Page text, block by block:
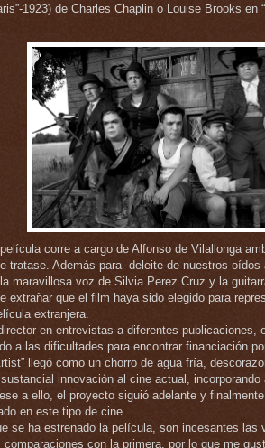
1923) de Charles Chaplin o Louise Brooks en
película corre a cargo de Alfonso de Vilallonga
tratase. Además para deleite de nuestros
maravillosa voz de Silvia Perez Cruz y la
extrañar que el film haya sido elegido para
extranjera.
en entrevistas a diferentes publicaciones,
a las dificultades para encontrar financiación
llegó como un chorro de agua fría,
innovación al cine actual,
a ello, el proyecto siguió adelante y
en este tipo de cine.
se ha estrenado la película, son incesantes
con la primera, por lo que me